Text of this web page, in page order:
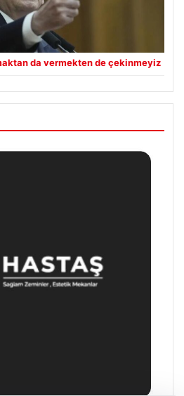
da vermekten de çekinmeyiz